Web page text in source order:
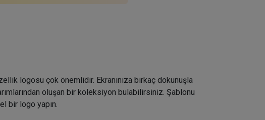
logosu çok önemlidir. Ekranınıza birkaç dokunuşla
oluşan bir koleksiyon bulabilirsiniz. Şablonu
bir logo yapın.